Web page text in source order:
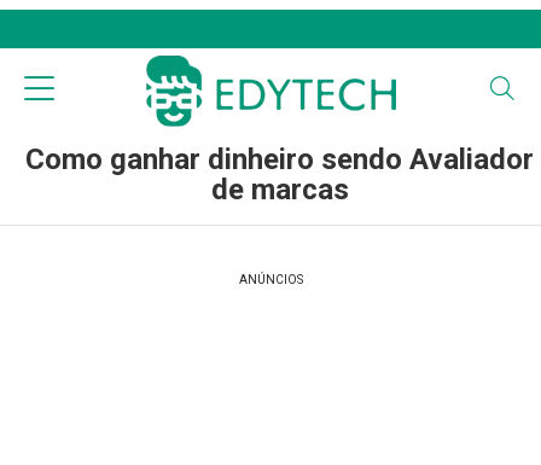
Como ganhar dinheiro sendo Avaliador
de marcas
ANÚNCIOS